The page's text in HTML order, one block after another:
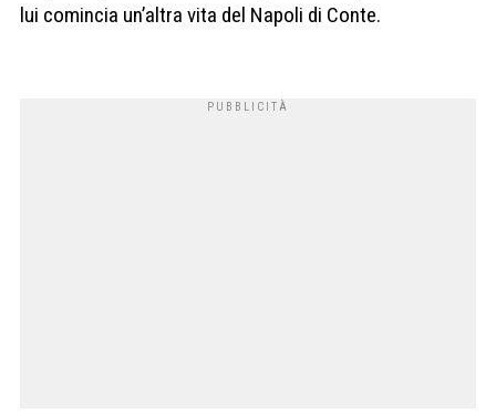
lui comincia un’altra vita del Napoli di Conte.